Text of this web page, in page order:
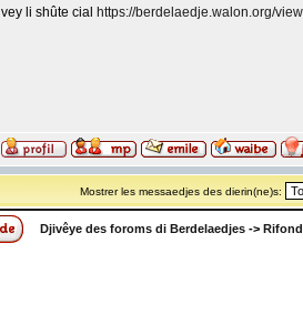
vey li shûte cial https://berdelaedje.walon.org/
Mostrer les messaedjes des dierin(ne)s:
Djivêye des foroms di Berdelaedjes ->